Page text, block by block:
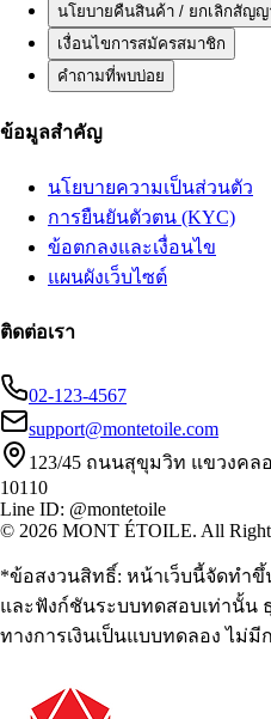
นโยบายคืนสินค้า / ยกเลิกสัญญ
เงื่อนไขการสมัครสมาชิก
คำถามที่พบบ่อย
ข้อมูลสำคัญ
นโยบายความเป็นส่วนตัว
การยืนยันตัวตน (KYC)
ข้อตกลงและเงื่อนไข
แผนผังเว็บไซต์
ติดต่อเรา
02-123-4567
support@montetoile.com
123/45 ถนนสุขุมวิท แขวงคล
10110
Line ID: @montetoile
© 2026 MONT ÉTOILE. All
*ข้อสงวนสิทธิ์: หน้าเว็บนี้จัดทำขึ้
และฟังก์ชันระบบทดสอบเท่านั้น
ทางการเงินเป็นแบบทดลอง ไม่มี